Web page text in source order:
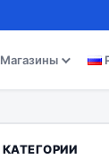
Магазины
КАТЕГОРИИ